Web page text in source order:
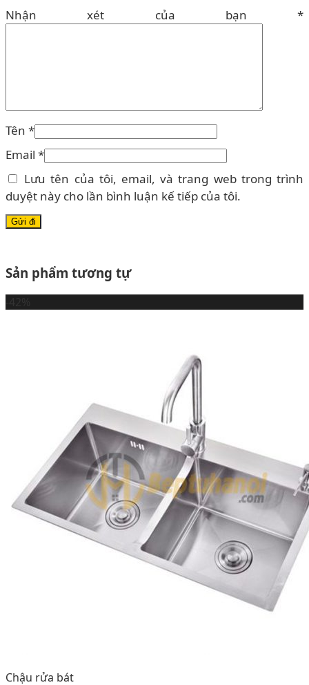
Nhận xét của bạn *
Tên *
Email *
Lưu tên của tôi, email, và trang web trong trình
duyệt này cho lần bình luận kế tiếp của tôi.
Sản phẩm tương tự
Chậu rửa bát